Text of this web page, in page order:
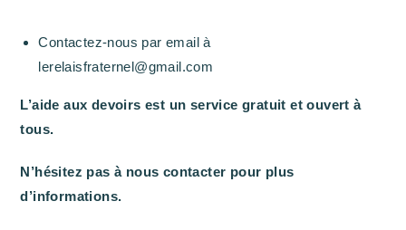
Contactez-nous par email à
lerelaisfraternel@gmail.com
L’aide aux devoirs est un service gratuit et ouvert à
tous.
N’hésitez pas à nous contacter pour plus
d’informations.